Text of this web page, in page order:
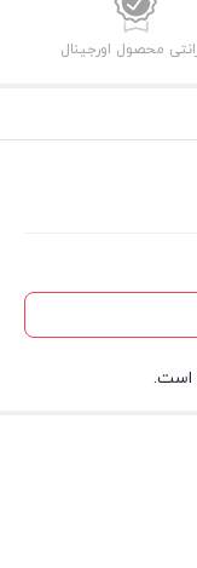
محصول اورجینال
است.